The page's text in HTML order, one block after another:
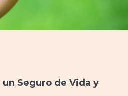
Seguro de Vida y